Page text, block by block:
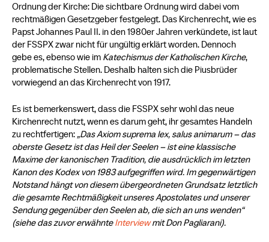
Ordnung der Kirche: Die sichtbare Ordnung wird dabei vom
rechtmäßigen Gesetzgeber festgelegt. Das Kirchenrecht, wie es
Papst Johannes Paul II. in den 1980er Jahren verkündete, ist laut
der FSSPX zwar nicht für ungültig erklärt worden. Dennoch
gebe es, ebenso wie im Katechismus der Katholischen Kirche,
problematische Stellen. Deshalb halten sich die Piusbrüder
vorwiegend an das Kirchenrecht von 1917.
Es ist bemerkenswert, dass die FSSPX sehr wohl das neue
Kirchenrecht nutzt, wenn es darum geht, ihr gesamtes Handeln
zu rechtfertigen: „Das Axiom suprema lex, salus animarum – das
oberste Gesetz ist das Heil der Seelen – ist eine klassische
Maxime der kanonischen Tradition, die ausdrücklich im letzten
Kanon des Kodex von 1983 aufgegriffen wird. Im gegenwärtigen
Notstand hängt von diesem übergeordneten Grundsatz letztlich
die gesamte Rechtmäßigkeit unseres Apostolates und unserer
Sendung gegenüber den Seelen ab, die sich an uns wenden“
(siehe das zuvor erwähnteInterviewmit Don Pagliarani).